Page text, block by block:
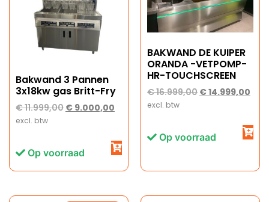
Bakwand 3 Pannen
3x18kw gas Britt-Fry
€11.999,00 € 9.000,00
excl. btw
Op voorraad
BAKWAND DE KUIPER
ORANDA -VETPOMP-
HR-TOUCHSCREEN
€16.999,00 €14.999,00
excl. btw
Op voorraad